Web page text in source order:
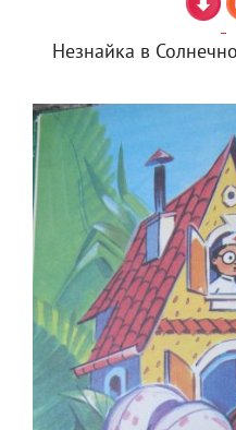
Незнайка в